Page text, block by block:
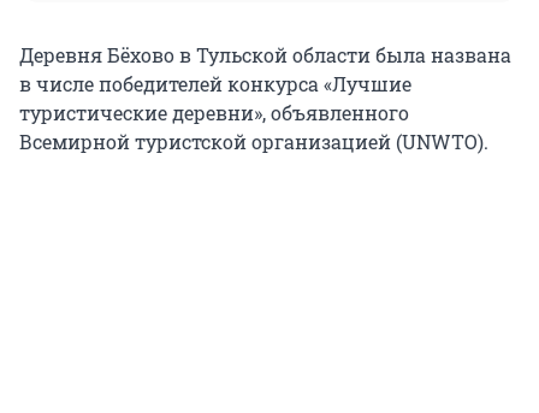
Деревня Бёхово в Тульской области была названа
в числе победителей конкурса «Лучшие
туристические деревни», объявленного
Всемирной туристской организацией (UNWTO).